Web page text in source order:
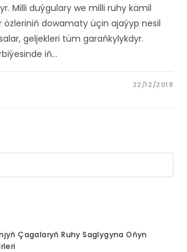
Milli duýgulary we milli ruhy kämil
özleriniň dowamaty üçin ajaýyp nesil
geljekleri tüm garaňkylykdyr.
iň…
22/12/2018
Çagalaryň Ruhy Saglygyna Oňyn